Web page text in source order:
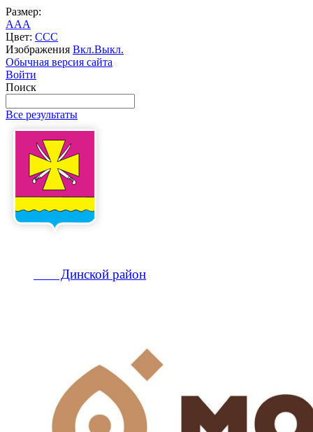
Размер:
AAA
Цвет: CCC
Изображения Вкл.Выкл.
Обычная версия сайта
Войти
Поиск
Все результаты
Динской район